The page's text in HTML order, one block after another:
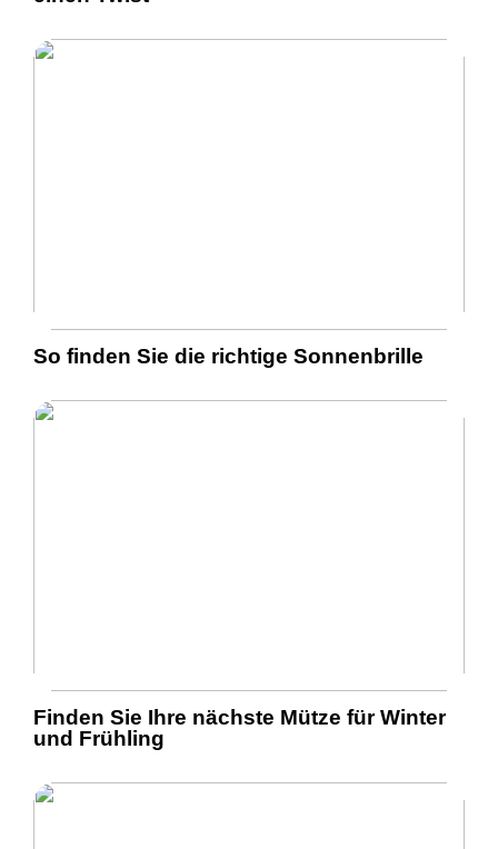
So finden Sie die richtige Sonnenbrille
Finden Sie Ihre nächste Mütze für Winter
und Frühling